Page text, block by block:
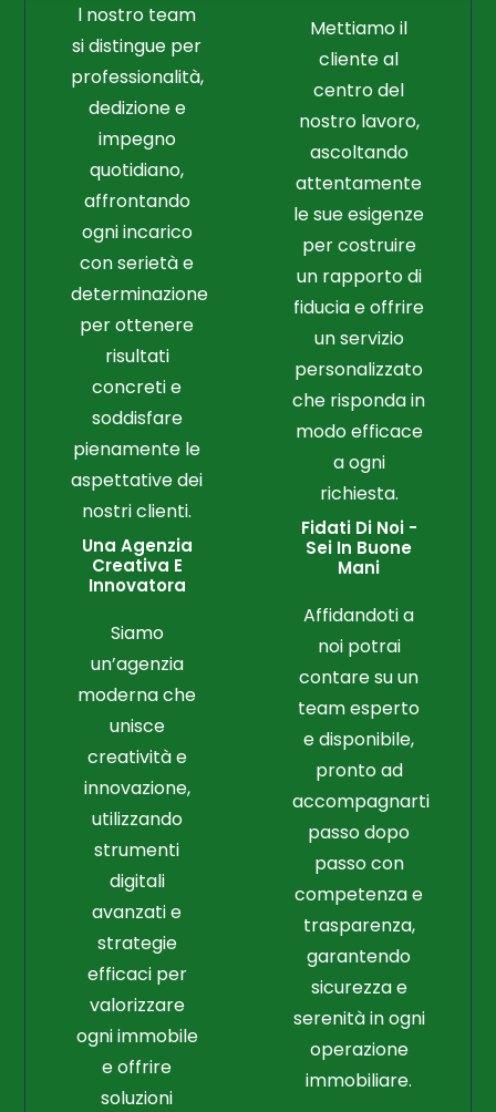
l nostro team
si distingue per
professionalità,
dedizione e
impegno
quotidiano,
affrontando
ogni incarico
con serietà e
determinazione
per ottenere
risultati
concreti e
soddisfare
pienamente le
aspettative dei
nostri clienti.
Una Agenzia
Creativa E
Innovatora
Siamo
un’agenzia
moderna che
unisce
creatività e
innovazione,
utilizzando
strumenti
digitali
avanzati e
strategie
efficaci per
valorizzare
ogni immobile
e offrire
soluzioni
Mettiamo il
cliente al
centro del
nostro lavoro,
ascoltando
attentamente
le sue esigenze
per costruire
un rapporto di
fiducia e offrire
un servizio
personalizzato
che risponda in
modo efficace
a ogni
richiesta.
Fidati Di Noi -
Sei In Buone
Mani
Affidandoti a
noi potrai
contare su un
team esperto
e disponibile,
pronto ad
accompagnarti
passo dopo
passo con
competenza e
trasparenza,
garantendo
sicurezza e
serenità in ogni
operazione
immobiliare.